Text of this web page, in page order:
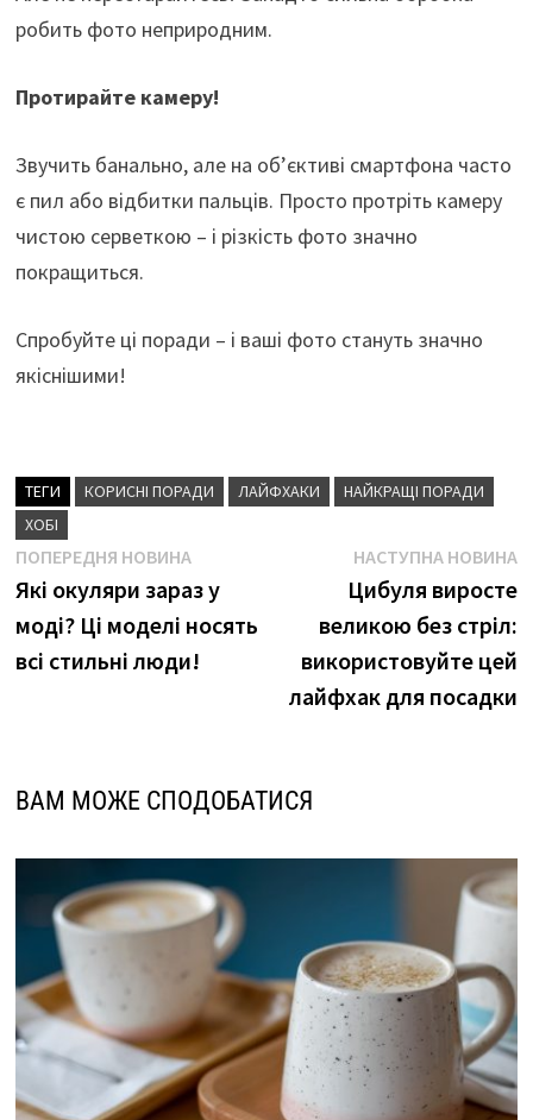
робить фото неприродним.
Протирайте камеру!
Звучить банально, але на об’єктиві смартфона часто
є пил або відбитки пальців. Просто протріть камеру
чистою серветкою – і різкість фото значно
покращиться.
Спробуйте ці поради – і ваші фото стануть значно
якіснішими!
ТЕГИ КОРИСНІ ПОРАДИ ЛАЙФХАКИ
НАЙКРАЩІ ПОРАДИ
ХОБІ
Навігація
записів
ПОПЕРЕДНЯ НОВИНАПопередня
новина
Які окуляри зараз у
моді? Ці моделі носять
всі стильні люди!
НАСТУПНА НОВИНА
Цибуля виросте
великою без стріл:
використовуйте цей
лайфхак для посадки
ВАМ МОЖЕ СПОДОБАТИСЯ